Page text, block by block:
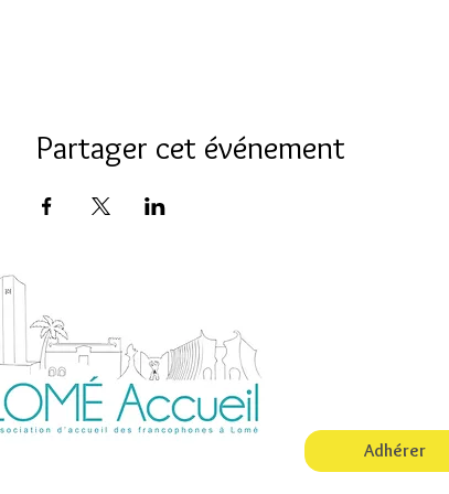
Partager cet événement
Adhérer